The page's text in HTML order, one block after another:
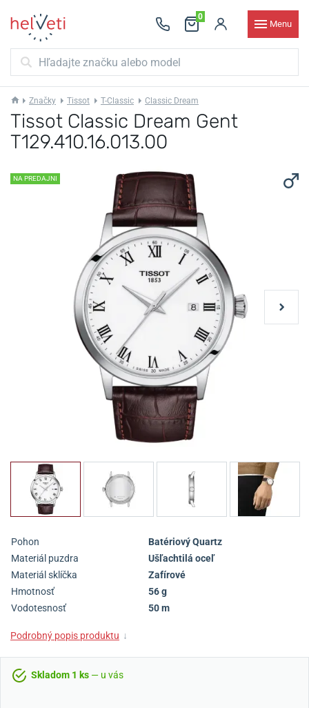
0
Menu
Značky Tissot T-Classic Classic Dream
Tissot Classic Dream Gent
T129.410.16.013.00
NA PREDAJNI
Pohon
Batériový Quartz
Materiál puzdra
Ušľachtilá oceľ
Materiál sklíčka
Zafírové
Hmotnosť
56 g
Vodotesnosť
50 m
Podrobný popis produktu ↓
Skladom 1 ks — u vás